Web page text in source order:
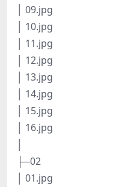
│ 09.jpg
│ 10.jpg
│ 11.jpg
│ 12.jpg
│ 13.jpg
│ 14.jpg
│ 15.jpg
│ 16.jpg
├─02
│ 01.jpg